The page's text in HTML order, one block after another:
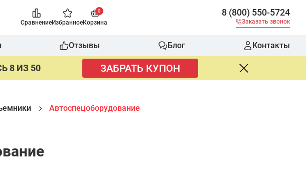
СравнениеИзбранное
0
Корзина
8 (800) 550-5724
Заказать звонок
Отзывы Блог Контакты
8 ИЗ 50 ЗАБРАТЬ КУПОН
Автоспецоборудование